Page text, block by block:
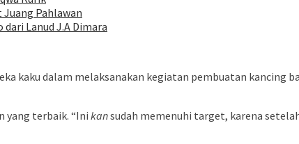
Juang Pahlawan
Lanud J.A Dimara
kaku dalam melaksanakan kegiatan pembuatan kancing
yang terbaik. “Ini kansudah memenuhi target, karena